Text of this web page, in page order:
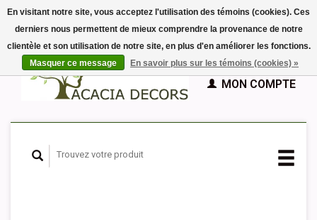
EUR
GBPFrançais
Nederlands
Español
PANIER (€0,00)
MON COMPTE
En visitant notre site, vous acceptez l'utilisation des témoins (cookies). Ces
derniers nous permettent de mieux comprendre la provenance de notre
clientèle et son utilisation de notre site, en plus d'en améliorer les fonctions.
Masquer ce message
En savoir plus sur les témoins (cookies) »